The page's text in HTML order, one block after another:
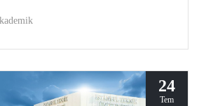
profesyonellere bu alanda
24
Tem